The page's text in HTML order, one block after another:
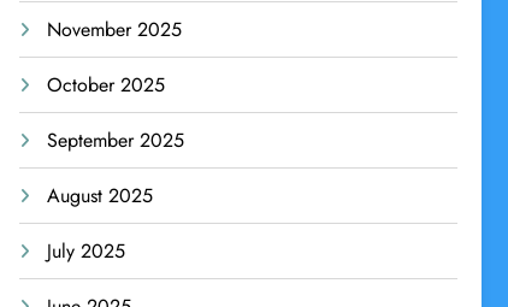
November 2025
October 2025
September 2025
August 2025
July 2025